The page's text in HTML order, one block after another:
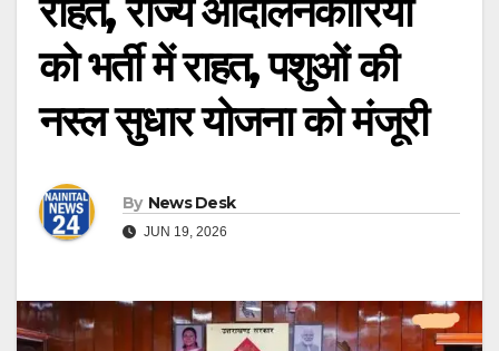
राहत, राज्य आंदोलनकारियों
को भर्ती में राहत, पशुओं की
नस्ल सुधार योजना को मंजूरी
By News Desk
JUN 19, 2026